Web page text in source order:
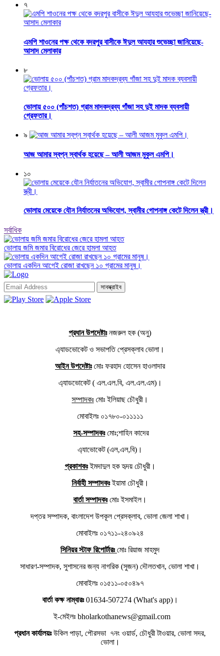
৭
এমপি শাওনের পক্ষ থেকে বদরপুর বাসীকে ঈদুল আযহার শুভেচ্ছা জানিয়েছে-
আসাদ মেলাকার
৮
ভোলায় ৫০০ (পাঁচশত) গ্রাম মাদকদ্রব্য গাঁজা সহ দুই মাদক ব্যবসায়ী
গ্রেফতার।
৯
আজ আমার স্বপ্ন স্বার্থক হয়েছে – আলী আজম মুকুল এমপি।
১০
ভোলায় মেয়েকে যৌন নির্যাতনের অভিযোগ, স্বামীর গোপনাঙ্গ কেটে দিলেন স্ত্রী।
সর্বাধিক
ভোলায় জমি জমার বিরোধের জেরে হামলা আহত
ভোলায় একদিন আগেই রোজা রাখছেন ১০ গ্রামের মানুষ।
সাবস্ক্রাইব
প্রধান উপদেষ্টাঃনজরুল হক (অনু)
এ্যাডভোকেট ও সভাপতি প্রেসক্লাব ভোলা।
আইন উপদেষ্টাঃমোঃ ফরহাদ হোসেন হাওলাদার
এ্যাডভোকেট ( এল.এল.বি, এল.এল.এম)।
সম্পাদকঃ মোঃ ইলিয়াছ চৌধুরী।
মোবাইলঃ ০১৭৮০-০১১১১১
সহ-সম্পাদকঃমোঃ;শাহিন কাদের
এ্যাভোকেট (এল,এল,বি)।
প্রকাশকঃইমদাদুল হক হৃদয় চৌধুরী।
নির্বাহী সম্পাদকঃইয়ামা চৌধুরী।
বার্তা সম্পাদকঃমোঃ ইসমাইল।
দপ্তর সম্পাদক, বাংলাদেশ উপকূল প্রেসক্লাব, ভোলা জেলা শাখা।
মোবাইলঃ ০১৭১১-২৪০৯২৪
সিনিয়র স্টাফ রিপোর্টারঃমোঃ রিয়াজ মাহমুদ
সাধারণ-সম্পাদক, সুশাসনের জন্য নাগরিক (সুজন) দৌলতখান, ভোলা শাখা।
মোবাইলঃ ০১৫১১-০৫০৪৯৭
বার্তা কক্ষ নাম্বারঃ01634-507274 (What's app)।
ই-মেইলঃ bholarkothanews@gmail.com
প্রধান কার্যালয়ঃউকিল পাড়া, পৌরসভা ৭নং ওয়ার্ড, চৌধুরী টাওয়ার, ভোলা সদর,
ভোলা।